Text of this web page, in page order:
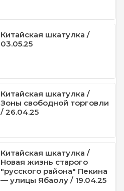
Китайская шкатулка /
03.05.25
Китайская шкатулка /
Зоны свободной торговли
/ 26.04.25
Китайская шкатулка /
Новая жизнь старого
"русского района" Пекина
— улицы Ябаолу / 19.04.25